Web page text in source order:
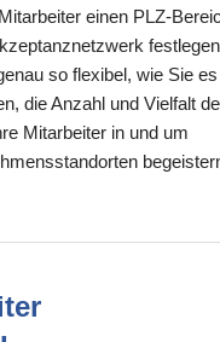
einen PLZ-
so flexibel, wie Sie es
die Anzahl und Vielfalt
Mitarbeiter in und um